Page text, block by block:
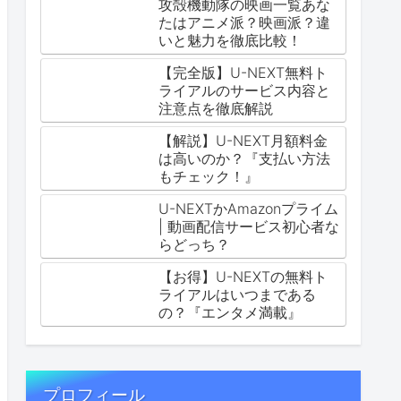
攻殻機動隊の映画一覧あな
たはアニメ派？映画派？違
いと魅力を徹底比較！
【完全版】U-NEXT無料ト
ライアルのサービス内容と
注意点を徹底解説
【解説】U-NEXT月額料金
は高いのか？『支払い方法
もチェック！』
U-NEXTかAmazonプライム
| 動画配信サービス初心者な
らどっち？
【お得】U-NEXTの無料ト
ライアルはいつまである
の？『エンタメ満載』
プロフィール